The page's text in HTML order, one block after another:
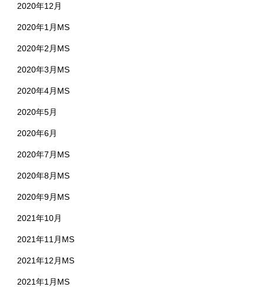
2020年12月
2020年1月MS
2020年2月MS
2020年3月MS
2020年4月MS
2020年5月
2020年6月
2020年7月MS
2020年8月MS
2020年9月MS
2021年10月
2021年11月MS
2021年12月MS
2021年1月MS